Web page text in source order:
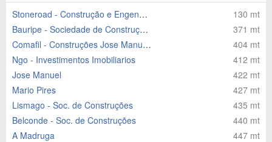
Stoneroad - Construção e Engenharia Civil Lda
130 mt
Bauripe - Sociedade de Construções, S.a.
371 mt
Comafil - Construções Jose Manuel & Filhos Lda
404 mt
Ngo - Investimentos Imobiliarios
412 mt
Jose Manuel
422 mt
Mario Pires
427 mt
Lismago - Soc. de Construções
435 mt
Belconde - Soc. de Construções
440 mt
A Madruga
447 mt